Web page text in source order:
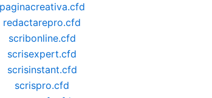
paginacreativa.cfd
redactarepro.cfd
scribonline.cfd
scrisexpert.cfd
scrisinstant.cfd
scrispro.cfd